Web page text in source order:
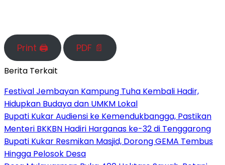
Print 🖨 PDF 📄
Berita Terkait
Festival Jembayan Kampung Tuha Kembali Hadir,
Hidupkan Budaya dan UMKM Lokal
Bupati Kukar Audiensi ke Kemendukbangga, Pastikan
Menteri BKKBN Hadiri Harganas ke-32 di Tenggarong
Bupati Kukar Resmikan Masjid, Dorong GEMA Tembus
Hingga Pelosok Desa